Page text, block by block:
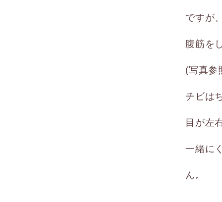
ですが
腹筋を
(写真参
チビは
目が左
一緒に
ん。